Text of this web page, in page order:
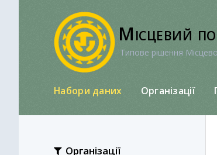
Місцевий
Типове рішення
Набори даних Організації
Організації